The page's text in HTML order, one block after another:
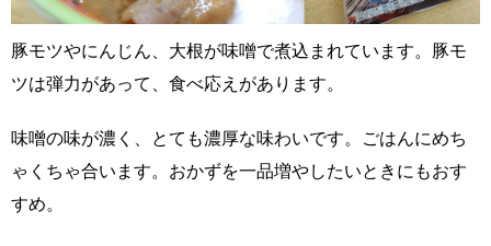
豚モツやにんじん、大根が味噌で煮込まれています。豚モ
ツは弾力があって、食べ応えがあります。
味噌の味が濃く、とても濃厚な味わいです。ごはんにめち
ゃくちゃ合います。おかずを一品増やしたいときにもおす
すめ。